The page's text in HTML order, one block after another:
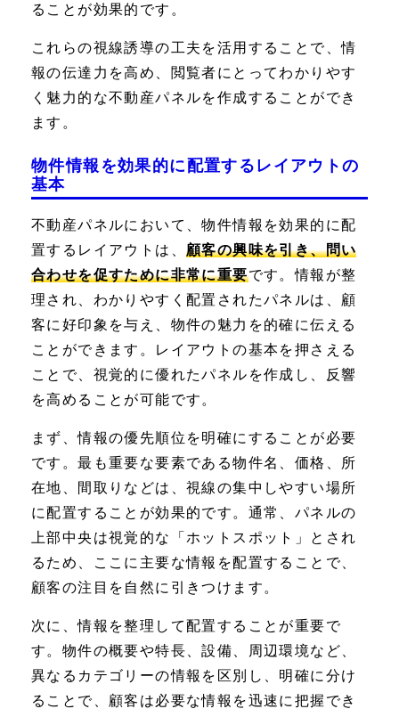
ることが効果的です。
これらの視線誘導の工夫を活用することで、情
報の伝達力を高め、閲覧者にとってわかりやす
く魅力的な不動産パネルを作成することができ
ます。
物件情報を効果的に配置するレイアウトの
基本
不動産パネルにおいて、物件情報を効果的に配
置するレイアウトは、 顧客の興味を引き、問い
合わせを促すために非常に重要です。情報が整
理され、わかりやすく配置されたパネルは、顧
客に好印象を与え、物件の魅力を的確に伝える
ことができます。レイアウトの基本を押さえる
ことで、視覚的に優れたパネルを作成し、反響
を高めることが可能です。
まず、情報の優先順位を明確にすることが必要
です。最も重要な要素である物件名、価格、所
在地、間取りなどは、視線の集中しやすい場所
に配置することが効果的です。通常、パネルの
上部中央は視覚的な「ホットスポット」とされ
るため、ここに主要な情報を配置することで、
顧客の注目を自然に引きつけます。
次に、情報を整理して配置することが重要で
す。物件の概要や特長、設備、周辺環境など、
異なるカテゴリーの情報を区別し、明確に分け
ることで、顧客は必要な情報を迅速に把握でき